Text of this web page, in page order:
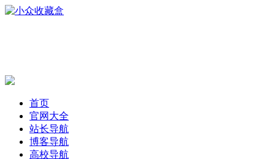
首页
官网大全
站长导航
博客导航
高校导航